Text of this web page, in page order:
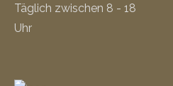
Täglich zwischen 8 - 18
Uhr